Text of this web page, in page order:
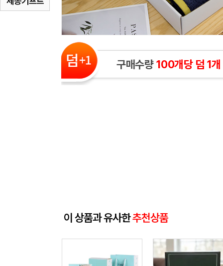
구매수량100개당 덤 1개
이 상품과 유사한추천상품